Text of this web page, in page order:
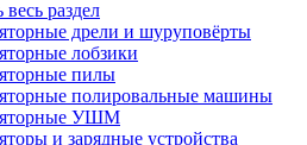
раздел
дрели и шуруповёрты
лобзики
пилы
полировальные машины
УШМ
и зарядные устройства